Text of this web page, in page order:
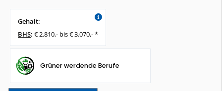
Gehalt:
BHS: € 2.810,- bis € 3.070,- *
Grüner werdende Berufe